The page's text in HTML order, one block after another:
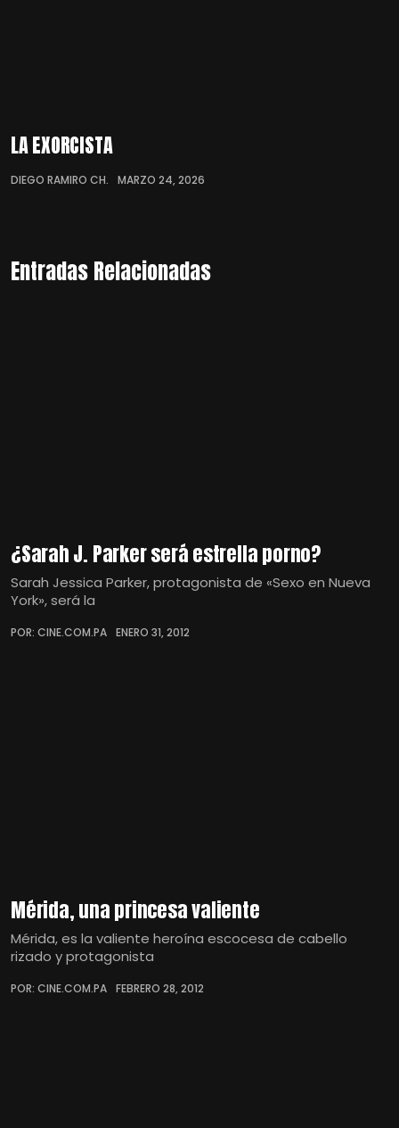
LA EXORCISTA
DIEGO RAMIRO CH. MARZO 24, 2026
Entradas Relacionadas
¿Sarah J. Parker será estrella porno?
Sarah Jessica Parker, protagonista de «Sexo en Nueva
York», será la
POR: CINE.COM.PA ENERO 31, 2012
Mérida, una princesa valiente
Mérida, es la valiente heroína escocesa de cabello
rizado y protagonista
POR: CINE.COM.PA FEBRERO 28, 2012